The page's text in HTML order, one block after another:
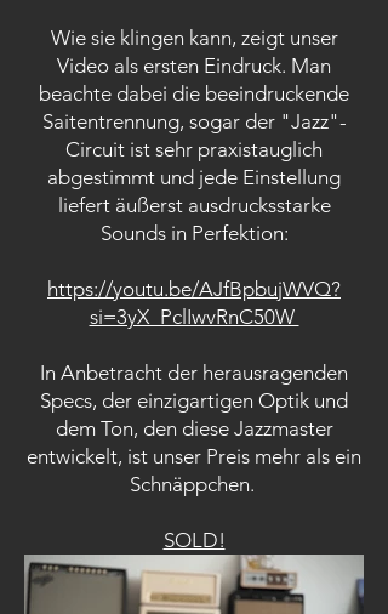
Wie sie klingen kann, zeigt unser
Video als ersten Eindruck. Man
beachte dabei die beeindruckende
Saitentrennung, sogar der "Jazz"-
Circuit ist sehr praxistauglich
abgestimmt und jede Einstellung
liefert äußerst ausdrucksstarke
Sounds in Perfektion:
https://youtu.be/AJfBpbujWVQ?
si=3yX_PclIwvRnC50W​​
In Anbetracht der herausragenden
Specs, der einzigartigen Optik und
dem Ton, den diese Jazzmaster
entwickelt, ist unser Preis mehr als ein
Schnäppchen.
SOLD!